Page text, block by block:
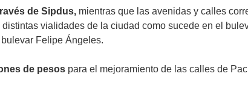
de Sipdus, mientras que las avenidas y calles
vialidades de la ciudad como sucede en el
Felipe Ángeles.
de pesos para el mejoramiento de las calles de